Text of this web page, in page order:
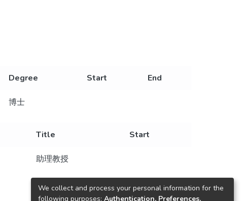
Degree Start End
博士
Title Start
助理教授
We collect and process your personal information for the
following purposes: Authentication, Preferences,